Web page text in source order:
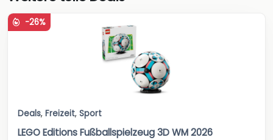
-26%
Deals, Freizeit, Sport
LEGO Editions Fußballspielzeug 3D WM 2026